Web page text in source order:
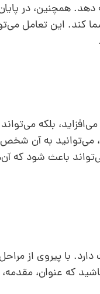
همچنین، در
کند. این تعامل
بلکه
به آن شخص
باعث شود که
با پیروی از
که عنوان،